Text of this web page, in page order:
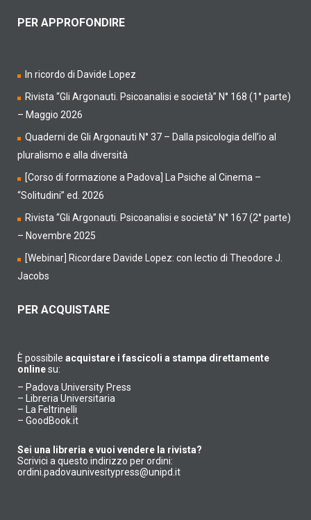
PER APPROFONDIRE
In ricordo di Davide Lopez
Rivista “Gli Argonauti. Psicoanalisi e società” N° 168 (1° parte)
– Maggio 2026
Quaderni de Gli Argonauti N° 37 – Dalla psicologia dell’io al
pluralismo e alla diversità
[Corso di formazione a Padova] La Psiche al Cinema –
“Solitudini” ed. 2026
Rivista “Gli Argonauti. Psicoanalisi e società” N° 167 (2° parte)
– Novembre 2025
[Webinar] Ricordare Davide Lopez: con lectio di Theodore J.
Jacobs
PER ACQUISTARE
È possibile acquistare i fascicoli a stampa direttamente
onlinesu:
– Padova University Press
–
Libreria Universitaria
–
La Feltrinelli
– GoodBook.it
Sei una libreria e vuoi vendere la rivista?
Scrivici a questo indirizzo per ordini:
ordini.padovaunivesitypress@unipd.it